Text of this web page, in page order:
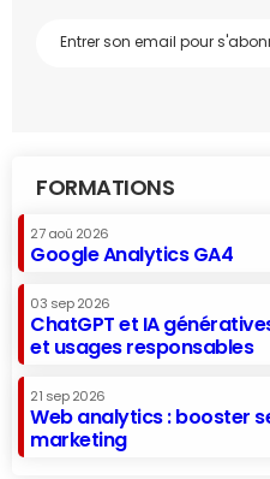
FORMATIONS
27 aoû 2026
Google Analytics GA4
03 sep 2026
ChatGPT et IA
et usages responsables
21 sep 2026
Web analytics : booster
marketing